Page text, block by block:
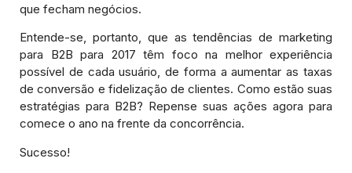
que fecham negócios.
Entende-se, portanto, que as tendências de marketing
para B2B para 2017 têm foco na melhor experiência
possível de cada usuário, de forma a aumentar as taxas
de conversão e fidelização de clientes. Como estão suas
estratégias para B2B? Repense suas ações agora para
comece o ano na frente da concorrência.
Sucesso!